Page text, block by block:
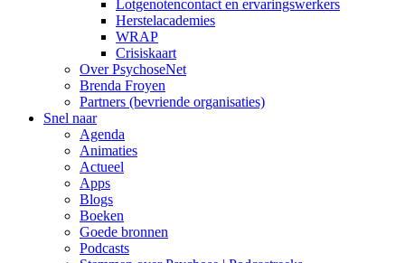
Lotgenotencontact en ervaringswerkers
Herstelacademies
WRAP
Crisiskaart
Over PsychoseNet
Brenda Froyen
Partners (bevriende organisaties)
Snel naar
Agenda
Animaties
Actueel
Apps
Blogs
Boeken
Goede bronnen
Podcasts